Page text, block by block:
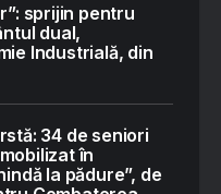
sprijin pentru
dual,
Industrială, din
34 de seniori
în
la pădure”, de